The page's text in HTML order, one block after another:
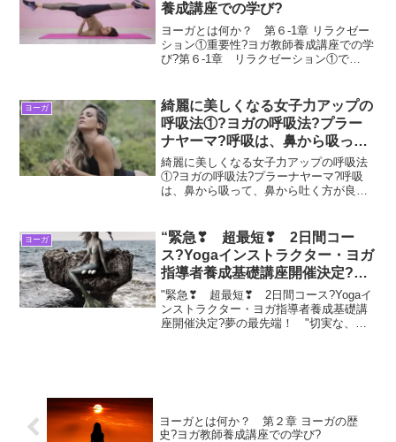
養成講座での学び?
ヨーガとは何か？ 第６-1章 リラクゼー
ション①重要性?ヨガ教師養成講座での学
び?第６-1章 リラクゼーション①で
ます。ヨーガとは何か？ 第６-1章 リラ
クゼーショ...
ヨーガ
綺麗に美しくなる女子力アップの
呼吸法①?ヨガの呼吸法?プラー
ナヤーマ?呼吸は、鼻から吸っ
て、鼻から吐く方が良い?イダー
ナーディー・ピンガラナーディ
ー・スシュムナーナーディー?
綺麗に美しくなる女子力アップの呼吸法
①?ヨガの呼吸法?プラーナヤーマ?呼吸
は、鼻から吸って、鼻から吐く方が良い?
は、taicoです。今回は、綺麗に美しくな
る女子力アップの...
ヨーガ
“緊急❣ 超最短❣ 2日間コー
ス?Yogaインストラクター・ヨガ
指導者養成基礎講座開催決定?夢
の最先端！ ”切実な、オファー
の要望にお応えして生まれまし
た?
"緊急❣ 超最短❣ 2日間コース?Yogaイ
ンストラクター・ヨガ指導者養成基礎講
座開催決定?夢の最先端！ "切実な、オ
ヨーガとは何か？ 第２章 ヨーガの歴
史?ヨガ教師養成講座での学び?